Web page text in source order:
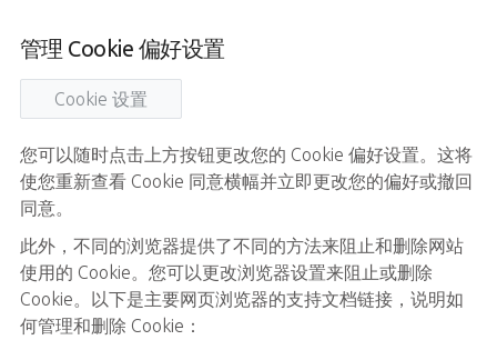
管理 Cookie 偏好设置
Cookie 设置
您可以随时点击上方按钮更改您的 Cookie 偏好设置。这将
使您重新查看 Cookie 同意横幅并立即更改您的偏好或撤回
同意。
此外，不同的浏览器提供了不同的方法来阻止和删除网站
使用的 Cookie。您可以更改浏览器设置来阻止或删除
Cookie。以下是主要网页浏览器的支持文档链接，说明如
何管理和删除 Cookie：